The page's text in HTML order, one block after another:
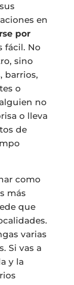
en
por
fácil. No
sino
barrios,
o
no
o lleva
de
como
más
que
varias
Si vas a
y la